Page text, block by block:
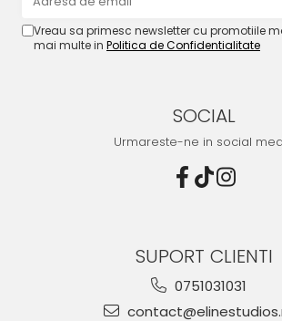
Vreau sa primesc newsletter cu promotiile
mai multe in Politica de Confidentialitate
SOCIAL
Urmareste-ne in social
SUPORT CLIENTI
0751031031